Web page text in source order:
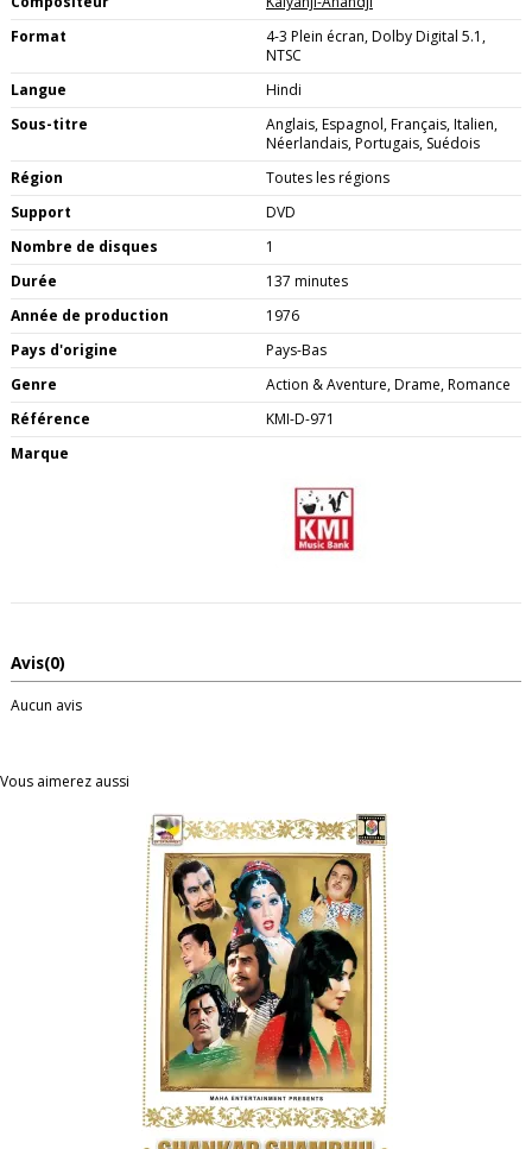
Format
4-3 Plein écran, Dolby Digital 5.1,
NTSC
Langue
Hindi
Sous-titre
Anglais, Espagnol, Français, Italien,
Néerlandais, Portugais, Suédois
Région
Toutes les régions
Support
DVD
Nombre de disques
1
Durée
137 minutes
Année de production
1976
Pays d'origine
Pays-Bas
Genre
Action & Aventure, Drame, Romance
Référence
KMI-D-971
Marque
Avis(0)
Aucun avis
Vous aimerez aussi